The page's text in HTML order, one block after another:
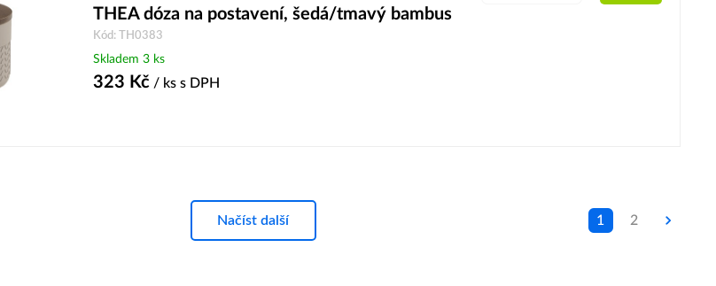
THEA dóza na postavení, šedá/tmavý bambus
Kód: TH0383
Skladem 3 ks
323 Kč / ks s DPH
Načíst další 1 2